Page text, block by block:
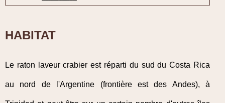
HABITAT
Le raton laveur crabier est réparti du sud du Costa Rica
au nord de l'Argentine (frontière est des Andes), à